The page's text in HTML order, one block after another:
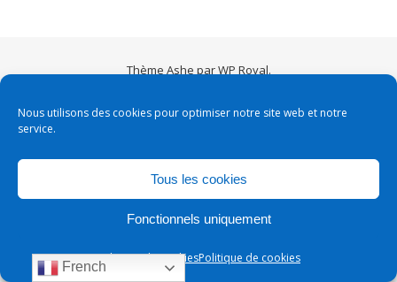
Nous utilisons des cookies pour optimiser notre site web et notre
service.
Tous les cookies
Fonctionnels uniquement
Politique de cookiesPolitique de cookies
Thème Ashe parWP Royal.
French